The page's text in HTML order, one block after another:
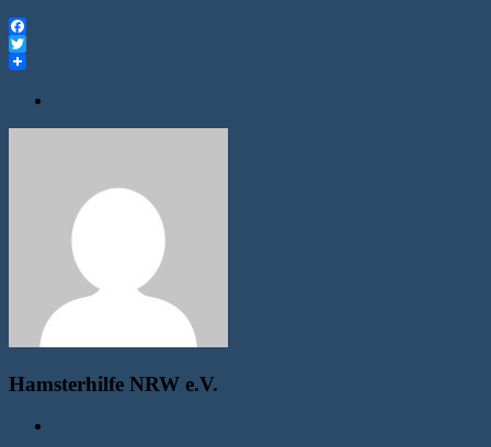
Facebook
Twitter
Hamsterhilfe NRW e.V.